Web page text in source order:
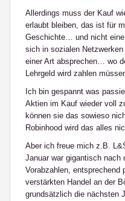
Allerdings muss der Kauf
erlaubt bleiben, das ist für
Geschichte… und nicht
sich in sozialen
einer Art absprechen… wo
Lehrgeld wird zahlen
Ich bin gespannt was
Aktien im Kauf wieder voll
können sie das sowieso
Robinhood wird das alles
Aber ich freue mich z.B.
Januar war gigantisch nach
Vorabzahlen, entsprechend
verstärkten Handel an der
grundsätzlich die nächsten